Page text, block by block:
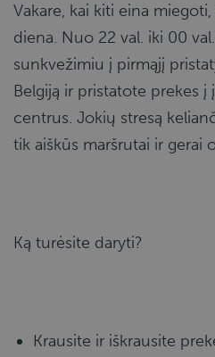
Vakare, kai kiti eina
diena. Nuo 22 val. iki 00
sunkvežimiu į pirmąjį
Belgiją ir pristatote prekes į
centrus. Jokių stresą
tik aiškūs maršrutai ir gerai
Ką turėsite daryti?
Krausite ir iškrausite